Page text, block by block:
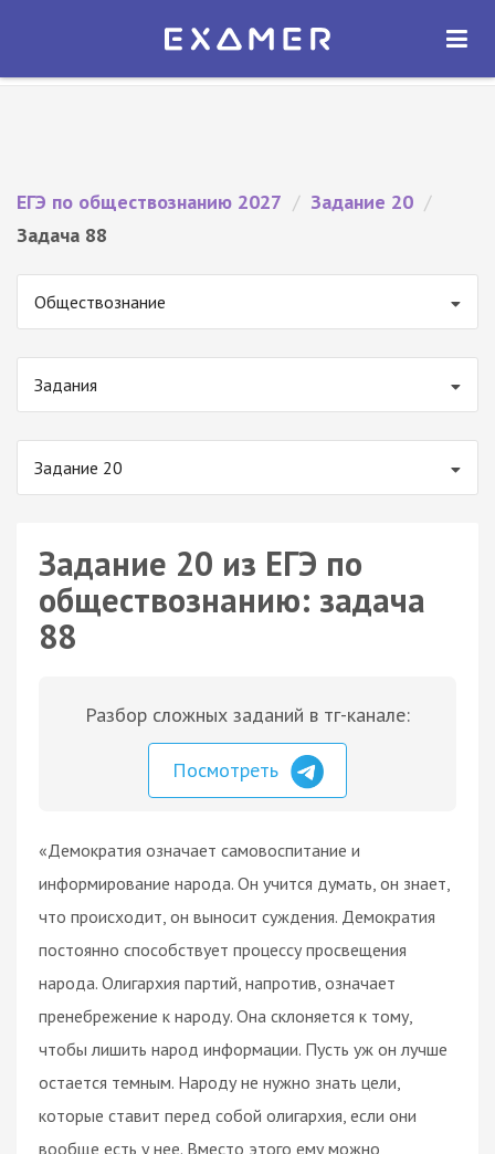
Экзамер — ЕГЭ 2027
ОТКРЫТЬ
ЕГЭ по обществознанию 2027 / Задание 20 /
Задача 88
Обществознание
Задания
Задание 20
Задание 20 из ЕГЭ по
обществознанию: задача
88
Разбор сложных заданий в тг-канале:
Посмотреть
«Демократия означает самовоспитание и
информирование народа. Он учится думать, он знает,
что происходит, он выносит суждения. Демократия
постоянно способствует процессу просвещения
народа. Олигархия партий, напротив, означает
пренебрежение к народу. Она склоняется к тому,
чтобы лишить народ информации. Пусть уж он лучше
остается темным. Народу не нужно знать цели,
которые ставит перед собой олигархия, если они
вообще есть у нее. Вместо этого ему можно